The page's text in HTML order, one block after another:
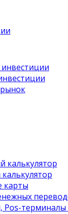
калькулятор
карты
Pos-